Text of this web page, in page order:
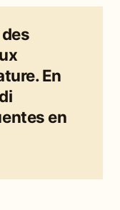
En
en